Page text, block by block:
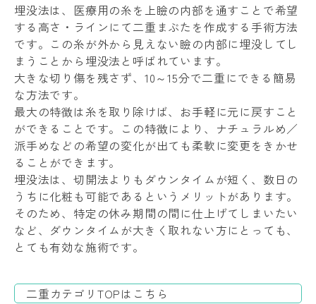
埋没法は、医療用の糸を上瞼の内部を通すことで希望
する高さ・ラインにて二重まぶたを作成する手術方法
です。この糸が外から見えない瞼の内部に埋没してし
まうことから埋没法と呼ばれています。
大きな切り傷を残さず、10～15分で二重にできる簡易
な方法です。
最大の特徴は糸を取り除けば、お手軽に元に戻すこと
ができることです。この特徴により、ナチュラルめ／
派手めなどの希望の変化が出ても柔軟に変更をきかせ
ることができます。
埋没法は、切開法よりもダウンタイムが短く、数日の
うちに化粧も可能であるというメリットがあります。
そのため、特定の休み期間の間に仕上げてしまいたい
など、ダウンタイムが大きく取れない方にとっても、
とても有効な施術です。
二重カテゴリTOPはこちら